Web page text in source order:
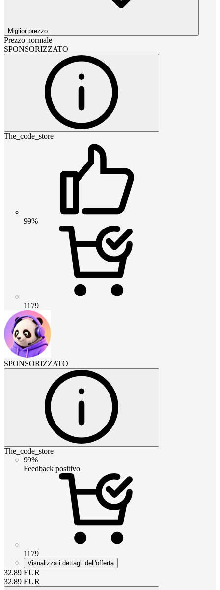
Miglior prezzo
Prezzo normale
SPONSORIZZATO
The_code_store
99%
1179
SPONSORIZZATO
The_code_store
99%
Feedback positivo
1179
Visualizza i dettagli dell'offerta
32.89 EUR
32.89 EUR